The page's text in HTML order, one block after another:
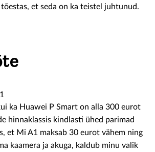
et seda on ka teistel juhtunud.
ka Huawei P Smart on alla 300 eurot
hinnaklassis kindlasti ühed parimad
et Mi A1 maksab 30 eurot vähem ning
kaamera ja akuga, kaldub minu valik